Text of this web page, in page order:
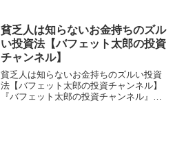
く解説する、投資・経済専門番組です。
バフェット太郎氏は『バカ...
貧乏人は知らないお金持ちのズル
い投資法【バフェット太郎の投資
チャンネル】
貧乏人は知らないお金持ちのズルい投資
法【バフェット太郎の投資チャンネル】
『バフェット太郎の投資チャンネル』と